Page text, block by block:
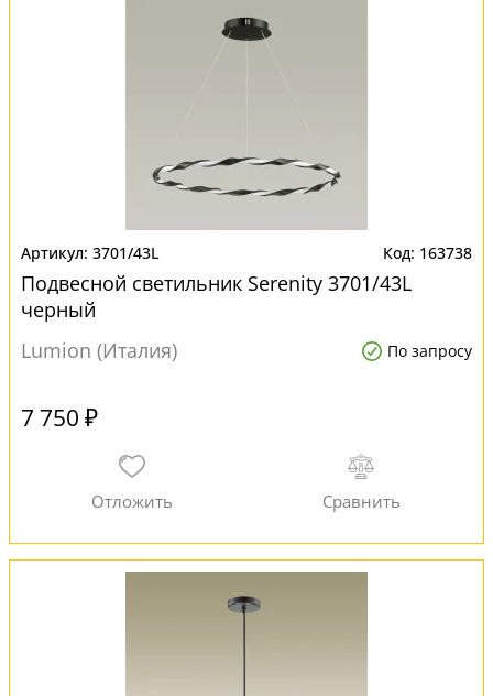
3701/43L 163738
Подвесной светильник Serenity 3701/43L
черный
Lumion (Италия)
По запросу
7 750 ₽